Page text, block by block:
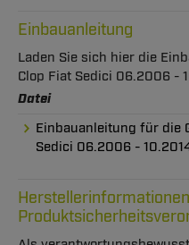
Einbauanleitung
Laden Sie sich hier die
Clop Fiat Sedici 06.2006 -
Datei
Einbauanleitung für die
Sedici 06.2006 -